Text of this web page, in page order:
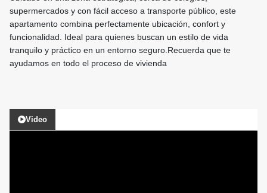
supermercados y con fácil acceso a transporte público, este
apartamento combina perfectamente ubicación, confort y
funcionalidad. Ideal para quienes buscan un estilo de vida
tranquilo y práctico en un entorno seguro.Recuerda que te
ayudamos en todo el proceso de vivienda
Video